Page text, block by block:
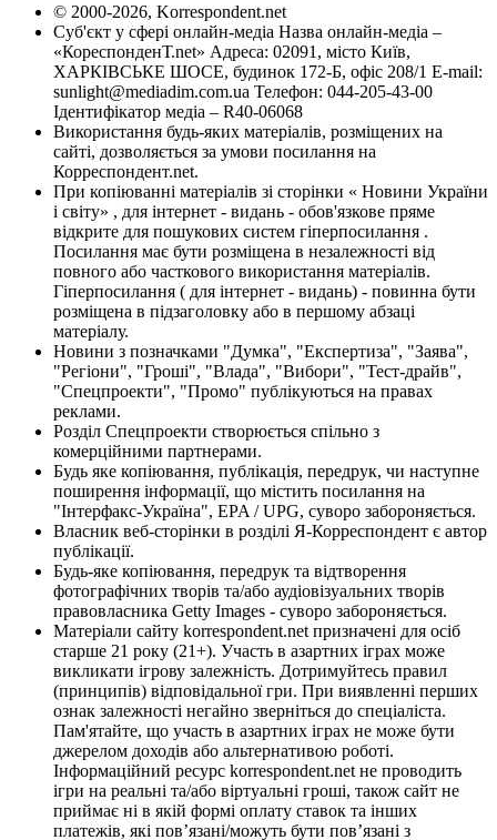
© 2000-2026, Korrespondent.net
Суб'єкт у сфері онлайн-медіа Назва онлайн-медіа –
«КореспонденТ.net» Адреса: 02091, місто Київ,
ХАРКІВСЬКЕ ШОСЕ, будинок 172-Б, офіс 208/1 E-mail:
sunlight@mediadim.com.ua Телефон: 044-205-43-00
Ідентифікатор медіа – R40-06068
Використання будь-яких матеріалів, розміщених на
сайті, дозволяється за умови посилання на
Корреспондент.net.
При копіюванні матеріалів зі сторінки « Новини України
і світу» , для інтернет - видань - обов'язкове пряме
відкрите для пошукових систем гіперпосилання .
Посилання має бути розміщена в незалежності від
повного або часткового використання матеріалів.
Гіперпосилання ( для інтернет - видань) - повинна бути
розміщена в підзаголовку або в першому абзаці
матеріалу.
Новини з позначками "Думка", "Експертиза", "Заява",
"Регіони", "Гроші", "Влада", "Вибори", "Тест-драйв",
"Спецпроекти", "Промо" публікуються на правах
реклами.
Розділ Спецпроекти створюється спільно з
комерційними партнерами.
Будь яке копіювання, публікація, передрук, чи наступне
поширення інформації, що містить посилання на
"Інтерфакс-Україна", EPA / UPG, суворо забороняється.
Власник веб-сторінки в розділі Я-Корреспондент є автор
публікації.
Будь-яке копіювання, передрук та відтворення
фотографічних творів та/або аудіовізуальних творів
правовласника Getty Images - суворо забороняється.
Матеріали сайту korrespondent.net призначені для осіб
старше 21 року (21+). Участь в азартних іграх може
викликати ігрову залежність. Дотримуйтесь правил
(принципів) відповідальної гри. При виявленні перших
ознак залежності негайно зверніться до спеціаліста.
Пам'ятайте, що участь в азартних іграх не може бути
джерелом доходів або альтернативою роботі.
Інформаційний ресурс korrespondent.net не проводить
ігри на реальні та/або віртуальні гроші, також сайт не
приймає ні в якій формі оплату ставок та інших
платежів, які пов’язані/можуть бути пов’язані з